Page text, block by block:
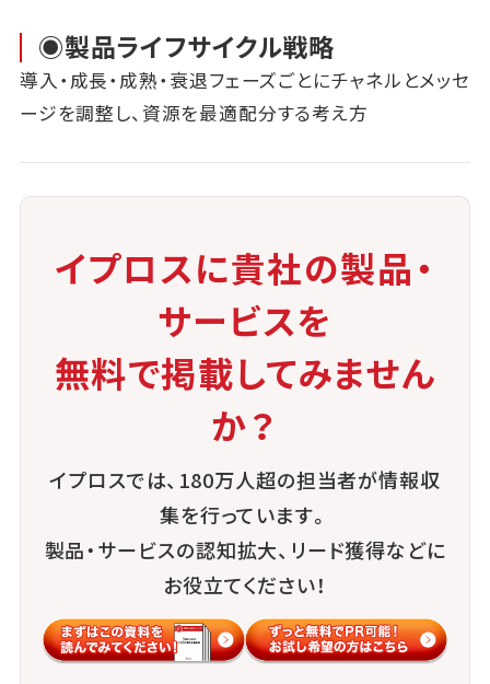
◉製品ライフサイクル戦略
導入・成長・成熟・衰退フェーズごとにチャネルとメッセ
ージを調整し、資源を最適配分する考え方
イプロスに貴社の製品・
サービスを
無料で掲載してみません
か？
イプロスでは、180万人超の担当者が情報収
集を行っています。
製品・サービスの認知拡大、リード獲得などに
お役立てください！